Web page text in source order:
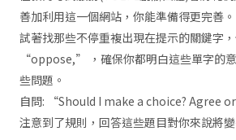
善加利用這一個網站，你能準備得更完善。
試著找那些不停重複出現在提示的關鍵
“oppose,” ，確保你都明白這些單字的
些問題。
自問: “Should I make a choice? Agree
注意到了規則，回答這些題目對你來說將